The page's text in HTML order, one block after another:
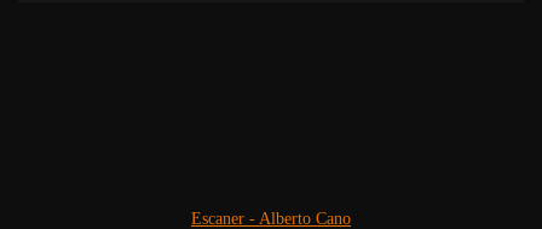
Escaner - Alberto Cano